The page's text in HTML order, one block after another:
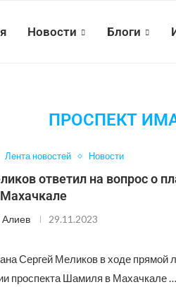
Новости Блоги
ПРОСПЕКТ
Лента новостей Новости
ответил на вопрос о
29.11.2023
Сергей Меликов в ходе прямой
проспекта Шамиля в Махачкале …